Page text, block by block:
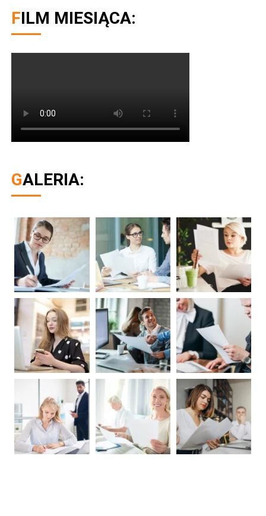
FILM MIESIĄCA:
GALERIA: